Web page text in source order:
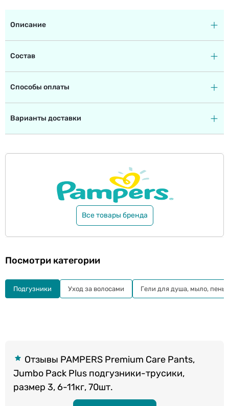
Описание
Состав
Способы оплаты
Варианты доставки
Все товары бренда
Отзывы PAMPERS Premium Care Pants,
Jumbo Pack Plus подгузники-трусики,
размер 3, 6-11кг, 70шт.
Посмотри категории
Подгузники Уход за волосами Гели для душа, мыло, пены